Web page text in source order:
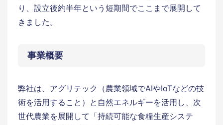
り、設立後約半年という短期間でここまで展開して
きました。
事業概要
弊社は、アグリテック（農業領域でAIやIoTなどの技
術を活用すること）と自然エネルギーを活用し、次
世代農業を展開して「持続可能な食糧生産システ